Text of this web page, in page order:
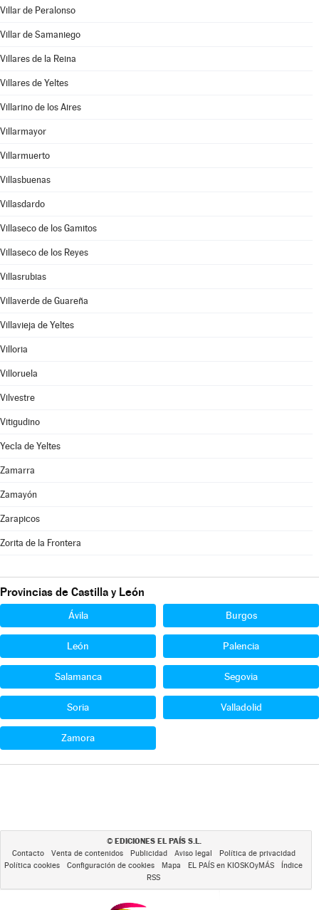
Villar de Peralonso
Villar de Samaniego
Villares de la Reina
Villares de Yeltes
Villarino de los Aires
Villarmayor
Villarmuerto
Villasbuenas
Villasdardo
Villaseco de los Gamitos
Villaseco de los Reyes
Villasrubias
Villaverde de Guareña
Villavieja de Yeltes
Villoria
Villoruela
Vilvestre
Vitigudino
Yecla de Yeltes
Zamarra
Zamayón
Zarapicos
Zorita de la Frontera
Provincias de Castilla y León
Ávila Burgos
León Palencia
Salamanca Segovia
Soria Valladolid
Zamora
© EDICIONES EL PAÍS S.L.
Contacto Venta de contenidos Publicidad Aviso legal
Política de privacidad
Política cookies
Configuración de cookies Mapa EL PAÍS en KIOSKOyMÁS
Índice
RSS